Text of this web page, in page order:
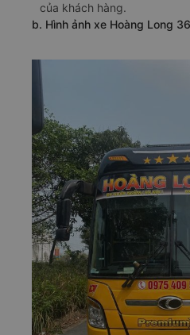
của khách hàng.
b. Hình ảnh xe Hoàng Long 36